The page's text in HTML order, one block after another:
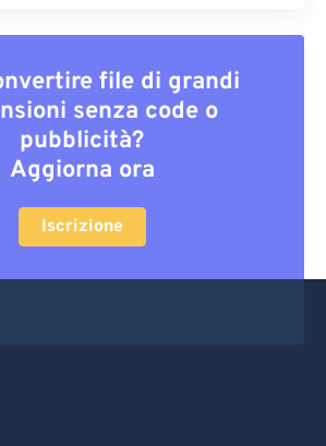
file di grandi
senza code o
pubblicità?
Aggiorna ora
Iscrizione